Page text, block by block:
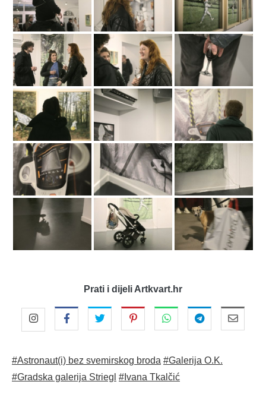
Prati i dijeli Artkvart.hr
#Astronaut(i) bez svemirskog broda #Galerija O.K.
#Gradska galerija Striegl #Ivana Tkalčić